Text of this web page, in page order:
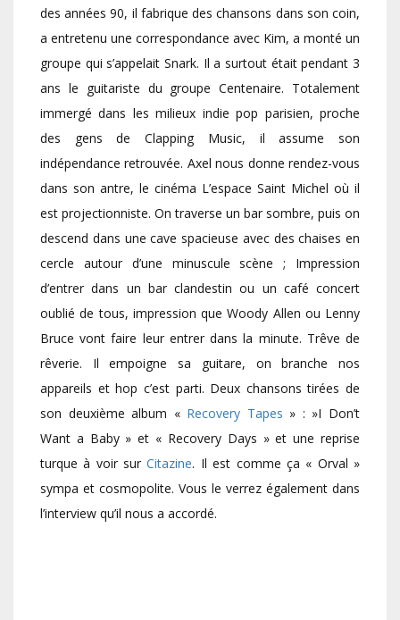
des années 90, il fabrique des chansons dans son coin,
a entretenu une correspondance avec Kim, a monté un
groupe qui s’appelait Snark. Il a surtout était pendant 3
ans le guitariste du groupe Centenaire. Totalement
immergé dans les milieux indie pop parisien, proche
des gens de Clapping Music, il assume son
indépendance retrouvée. Axel nous donne rendez-vous
dans son antre, le cinéma L’espace Saint Michel où il
est projectionniste. On traverse un bar sombre, puis on
descend dans une cave spacieuse avec des chaises en
cercle autour d’une minuscule scène ; Impression
d’entrer dans un bar clandestin ou un café concert
oublié de tous, impression que Woody Allen ou Lenny
Bruce vont faire leur entrer dans la minute. Trêve de
rêverie. Il empoigne sa guitare, on branche nos
appareils et hop c’est parti. Deux chansons tirées de
son deuxième album « Recovery Tapes » : »I Don’t
Want a Baby » et « Recovery Days » et une reprise
turque à voir surCitazine. Il est comme ça « Orval »
sympa et cosmopolite. Vous le verrez également dans
l’interview qu’il nous a accordé.